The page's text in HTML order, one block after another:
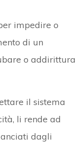
impedire o
di un
o addirittura
il sistema
li rende ad
dagli